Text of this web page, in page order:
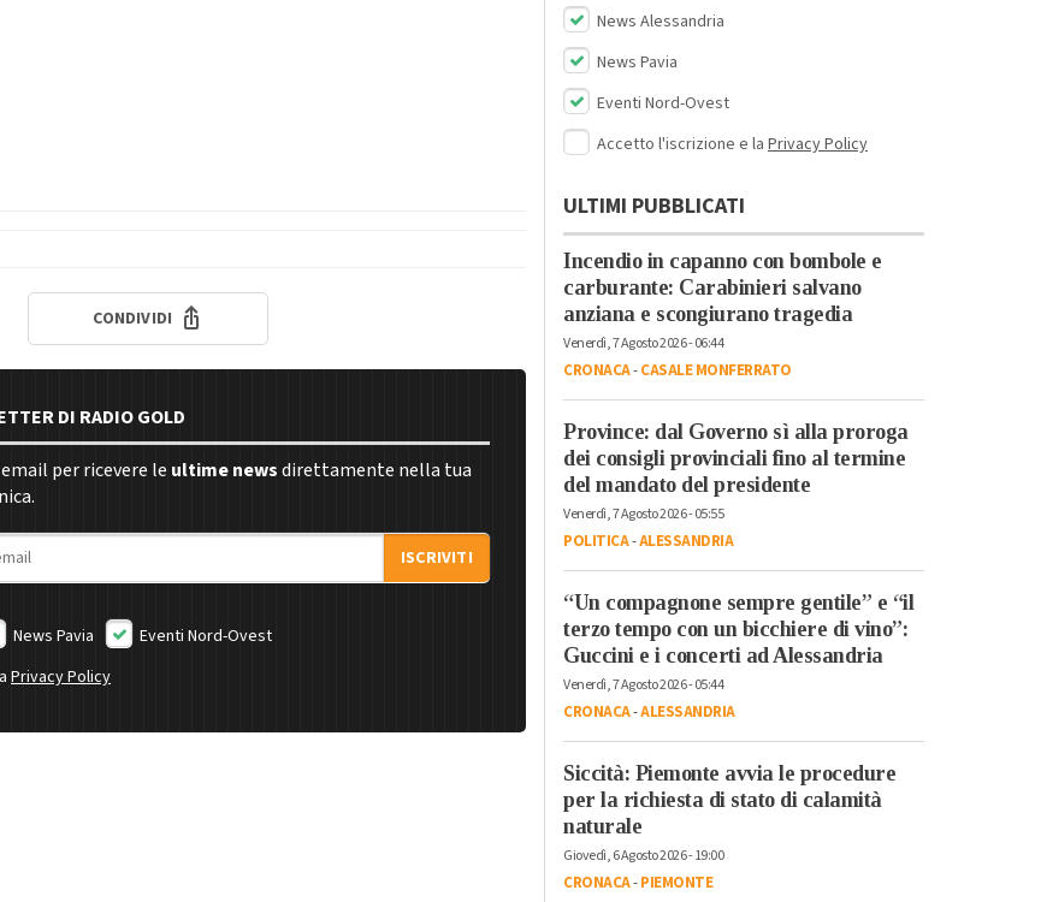
CONDIVIDI
DI RADIO GOLD
per ricevere le ultime newsdirettamente nella tua
ISCRIVITI
News Pavia
Eventi Nord-Ovest
Privacy Policy
News Alessandria
News Pavia
Eventi Nord-Ovest
Accetto l'iscrizione e la Privacy Policy
ULTIMI PUBBLICATI
Incendio in capanno con bombole e
carburante: Carabinieri salvano
anziana e scongiurano tragedia
Venerdì, 7 Agosto 2026 - 06:44
CRONACA-CASALE MONFERRATO
Province: dal Governo sì alla proroga
dei consigli provinciali fino al termine
del mandato del presidente
Venerdì, 7 Agosto 2026 - 05:55
POLITICA-ALESSANDRIA
“Un compagnone sempre gentile” e “il
terzo tempo con un bicchiere di vino”:
Guccini e i concerti ad Alessandria
Venerdì, 7 Agosto 2026 - 05:44
CRONACA-ALESSANDRIA
Siccità: Piemonte avvia le procedure
per la richiesta di stato di calamità
naturale
Giovedì, 6 Agosto 2026 - 19:00
CRONACA-PIEMONTE